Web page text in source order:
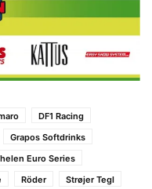
DF1 Racing
Grapos Softdrinks
Euro Series
Röder
Strøjer Tegl